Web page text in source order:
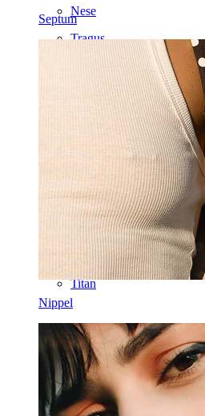
Septum
Nippel
Nese
Tragus
Barbell
Rook
Daith
Hestesko
Ring
Verktøy
Buet barbell
Øreflipp
Titan